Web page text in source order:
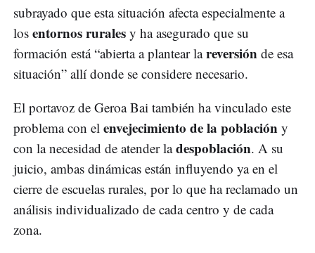
subrayado que esta situación afecta especialmente a
los entornos rurales y ha asegurado que su
formación está “abierta a plantear lareversión de esa
situación” allí donde se considere necesario.
El portavoz de Geroa Bai también ha vinculado este
problema con el envejecimiento de la población y
con la necesidad de atender ladespoblación. A su
juicio, ambas dinámicas están influyendo ya en el
cierre de escuelas rurales, por lo que ha reclamado un
análisis individualizado de cada centro y de cada
zona.